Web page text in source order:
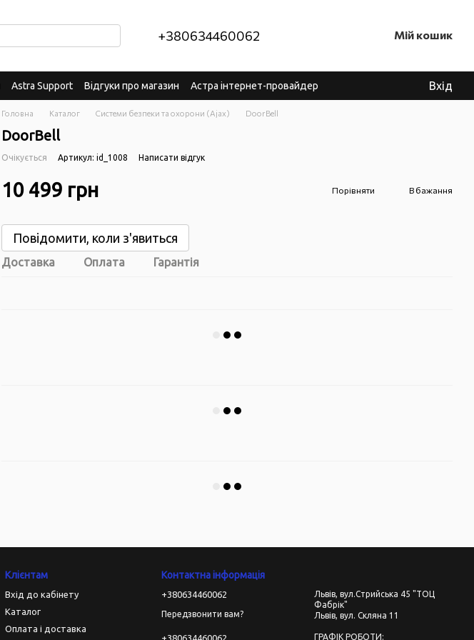
+380634460062 Мій кошик
Astra Support Відгуки про магазин Астра інтернет-провайдер Вхід
Головна Каталог Системи безпеки та охорони (Ajax) DoorBell
DoorBell
Очікується Артикул: id_1008 Написати відгук
10 499 грн Порівняти В бажання
Повідомити, коли з'явиться
Доставка Оплата Гарантія
Клієнтам
Вхід до кабінету
Каталог
Оплата і доставка
Контактна інформація
+380634460062
Передзвонити вам?
Львів, вул.Стрийська 45 "ТОЦ
Фабрік"
Львів, вул. Скляна 11
ГРАФІК РОБОТИ: